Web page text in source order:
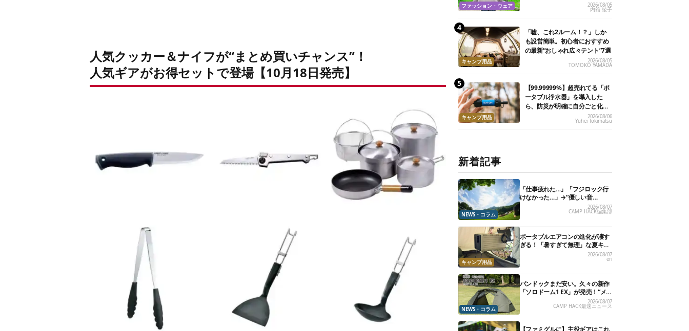
人気クッカー＆ナイフが“まとめ買いチャンス”！
人気ギアがお得セットで登場【10月18日発売】
ファッション・ウェア 2026/08/05
内舘 綾子
キャンプ用品
「嘘、これ2ルーム！？」しか
も設営簡単。初心者におすすめ
の最新“おしゃれ広々テント”7選
2026/08/05
TOMOKO YAMADA
キャンプ用品
【99.99999%】超売れてる「ポ
ータブル浄水器」を導入した
ら、防災が明確に自分ごと化し
2026/08/06
Yuhei Tokimatsu
新着記事
NEWS・コラム
「仕事疲れた…」「フジロック行
けなかった…」→“優しい音
楽”と“大きな自然”で治癒。まだ間
に合います。
2026/08/07
CAMP HACK編集部
キャンプ用品
ポータブルエアコンの進化が凄す
ぎる！「暑すぎて無理」な夏キャ
ンプを激変させる最新5選2026/08/07
eri
NEWS・コラム
バンドックまだ安い。久々の新作
「ソロドーム1 EX」が発売！“メ
ッシュインナー”だけでも使える
よ【防災も◎】
2026/08/07
CAMP HACK最速ニュース